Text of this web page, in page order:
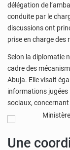
délégation de
conduite par le
discussions ont
prise en charge des
Selon la diplomatie
cadre des
Abuja. Elle visait
informations jugées
sociaux, concernant
Une